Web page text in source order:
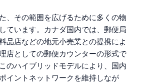
、その範囲を広げるために多くの物
ています。カナダ国内では、郵便局
品店などの地元小売業との提携によ
店としての郵便カウンターの形式で
のハイブリッドモデルにより、国内
イントネットワークを維持しなが